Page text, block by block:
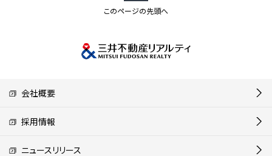
このページの先頭へ
会社概要
採用情報
ニュースリリース